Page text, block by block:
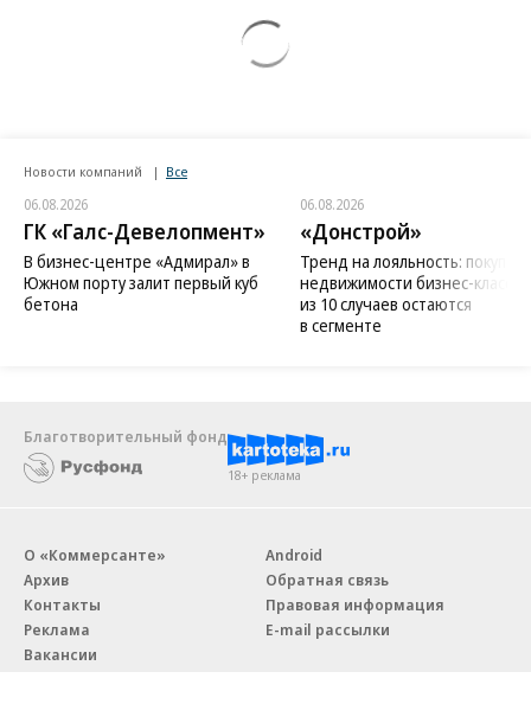
Новости компаний Все
06.08.2026
ГК «Галс-Девелопмент»
В бизнес-центре «Адмирал» в
Южном порту залит первый куб
бетона
06.08.2026
«Донстрой»
Тренд на лояльность:
недвижимости бизнес-класса
из 10 случаев остаются
в сегменте
Благотворительный фонд
18+ реклама
О «Коммерсанте»
Архив
Контакты
Реклама
Вакансии
Android
Обратная связь
Правовая информация
E-mail рассылки